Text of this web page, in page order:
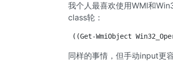
我个人最喜欢使用WMI和
class轮：
((Get-WmiObject
同样的事情，但手动input更